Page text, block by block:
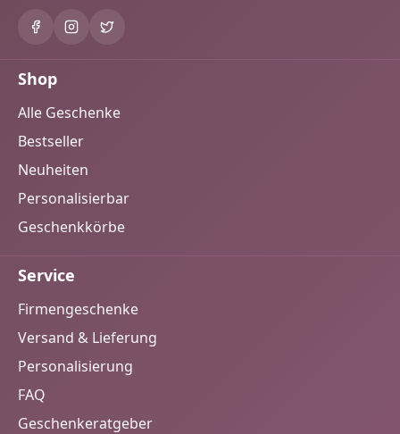
Shop
Alle Geschenke
Bestseller
Neuheiten
Personalisierbar
Geschenkkörbe
Service
Firmengeschenke
Versand & Lieferung
Personalisierung
FAQ
Geschenkeratgeber